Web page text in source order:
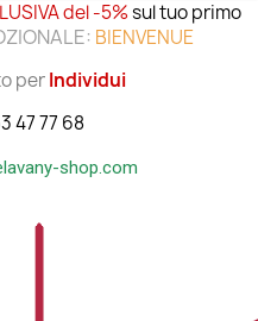
del -5%sul tuo primo
BIENVENUE
perIndividui
47 77 68
shop.com